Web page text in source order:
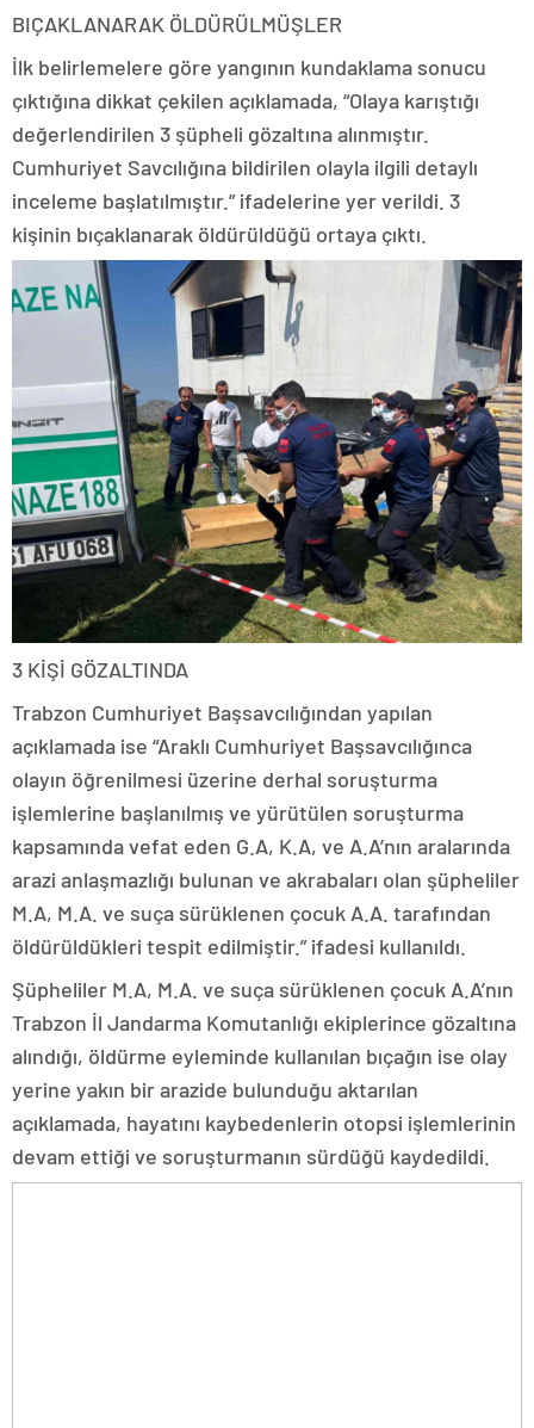
BIÇAKLANARAK ÖLDÜRÜLMÜŞLER
İlk belirlemelere göre yangının kundaklama sonucu
çıktığına dikkat çekilen açıklamada, “Olaya karıştığı
değerlendirilen 3 şüpheli gözaltına alınmıştır.
Cumhuriyet Savcılığına bildirilen olayla ilgili detaylı
inceleme başlatılmıştır.” ifadelerine yer verildi. 3
kişinin bıçaklanarak öldürüldüğü ortaya çıktı.
3 KİŞİ GÖZALTINDA
Trabzon Cumhuriyet Başsavcılığından yapılan
açıklamada ise “Araklı Cumhuriyet Başsavcılığınca
olayın öğrenilmesi üzerine derhal soruşturma
işlemlerine başlanılmış ve yürütülen soruşturma
kapsamında vefat eden G.A, K.A, ve A.A’nın aralarında
arazi anlaşmazlığı bulunan ve akrabaları olan şüpheliler
M.A, M.A. ve suça sürüklenen çocuk A.A. tarafından
öldürüldükleri tespit edilmiştir.” ifadesi kullanıldı.
Şüpheliler M.A, M.A. ve suça sürüklenen çocuk A.A’nın
Trabzon İl Jandarma Komutanlığı ekiplerince gözaltına
alındığı, öldürme eyleminde kullanılan bıçağın ise olay
yerine yakın bir arazide bulunduğu aktarılan
açıklamada, hayatını kaybedenlerin otopsi işlemlerinin
devam ettiği ve soruşturmanın sürdüğü kaydedildi.